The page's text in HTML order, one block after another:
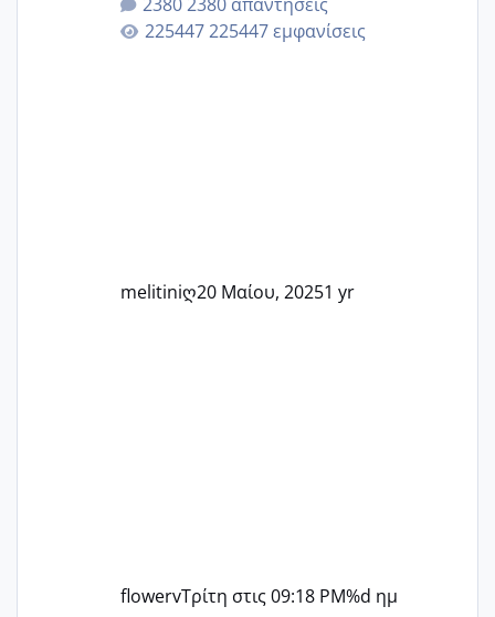
Εδώ θα μοιραστούμε αγωνίες, χαρές,
εμπειρίες και κάθε μικρή ή μεγάλη
225447 εμφανίσεις
melitiniღ20 Μαίου, 20251 yr
flowervΤρίτη στις 09:18 PM%d ημ